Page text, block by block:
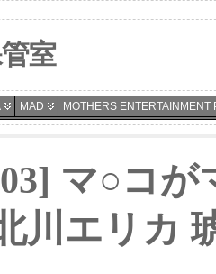
室
MAD MOTHERS ENTERTAINMENT
マ○コが
川エリカ